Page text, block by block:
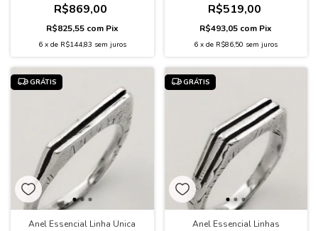
R$869,00
R$825,55 com Pix
6 x de R$144,83 sem juros
R$519,00
R$493,05 com Pix
6 xde R$86,50 sem juros
GRÁTIS
Anel Essencial Linha Única
GRÁTIS
Anel Essencial Linhas